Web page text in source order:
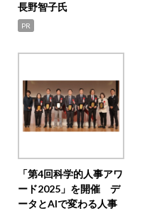
長野智子氏
PR
「第4回科学的人事アワ
ード2025」を開催 デ
ータとAIで変わる人事